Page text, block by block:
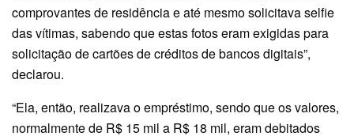
comprovantes de residência e até mesmo solicitava selfie
das vítimas, sabendo que estas fotos eram exigidas para
solicitação de cartões de créditos de bancos digitais”,
declarou.
“Ela, então, realizava o empréstimo, sendo que os valores,
normalmente de R$ 15 mil a R$ 18 mil, eram debitados